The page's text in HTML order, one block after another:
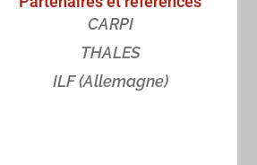
CARPI
THALES
ILF (Allemagne)